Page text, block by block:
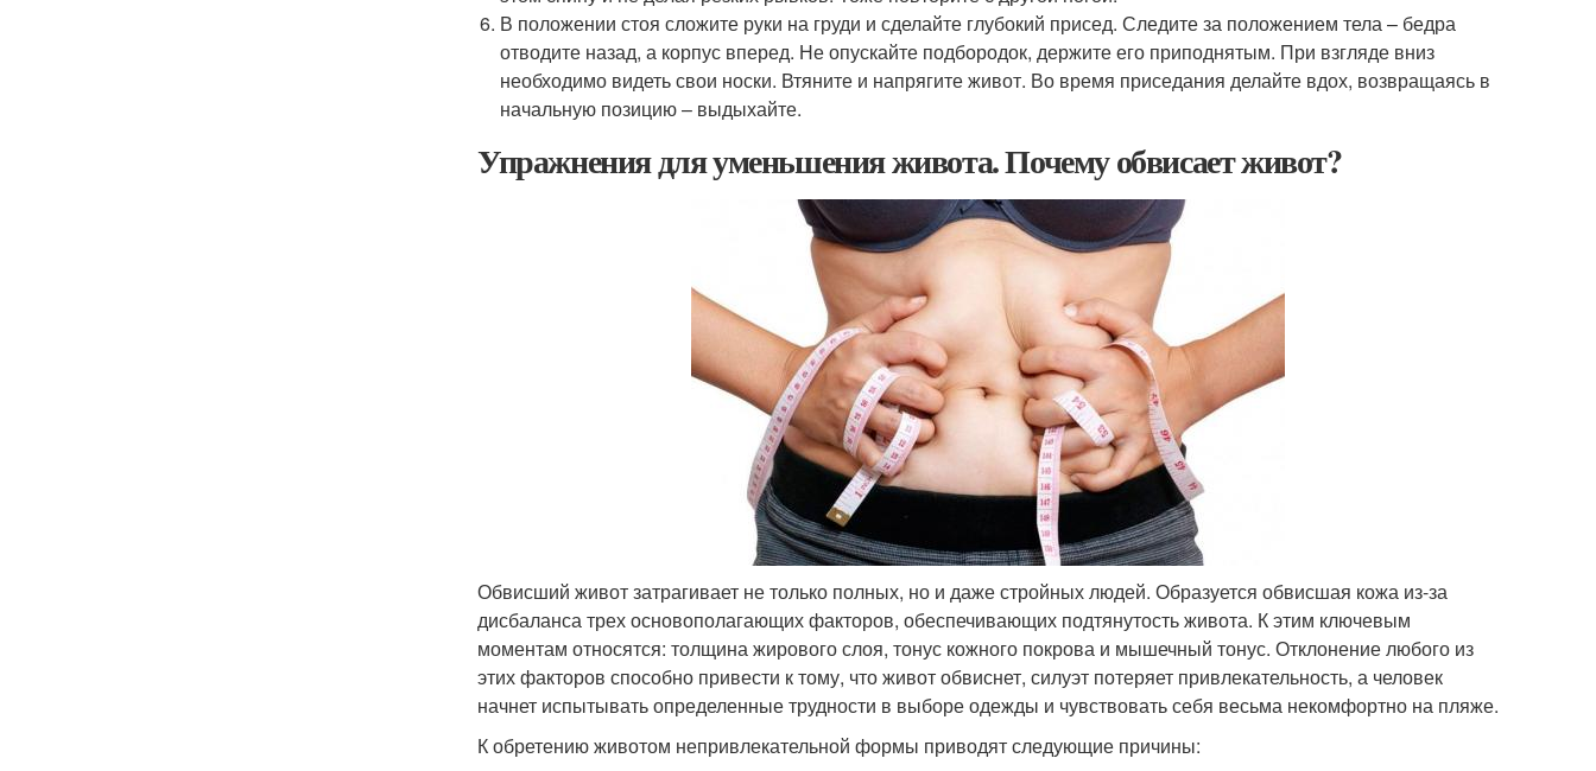
В положении стоя сложите руки на груди и сделайте глубокий присед. Следите за положением тела – бедра
отводите назад, а корпус вперед. Не опускайте подбородок, держите его приподнятым. При взгляде вниз
необходимо видеть свои носки. Втяните и напрягите живот. Во время приседания делайте вдох, возвращаясь в
начальную позицию – выдыхайте.
Упражнения для уменьшения живота. Почему обвисает живот?
Обвисший живот затрагивает не только полных, но и даже стройных людей. Образуется обвисшая кожа из-за
дисбаланса трех основополагающих факторов, обеспечивающих подтянутость живота. К этим ключевым
моментам относятся: толщина жирового слоя, тонус кожного покрова и мышечный тонус. Отклонение любого из
этих факторов способно привести к тому, что живот обвиснет, силуэт потеряет привлекательность, а человек
начнет испытывать определенные трудности в выборе одежды и чувствовать себя весьма некомфортно на пляже.
К обретению животом непривлекательной формы приводят следующие причины: